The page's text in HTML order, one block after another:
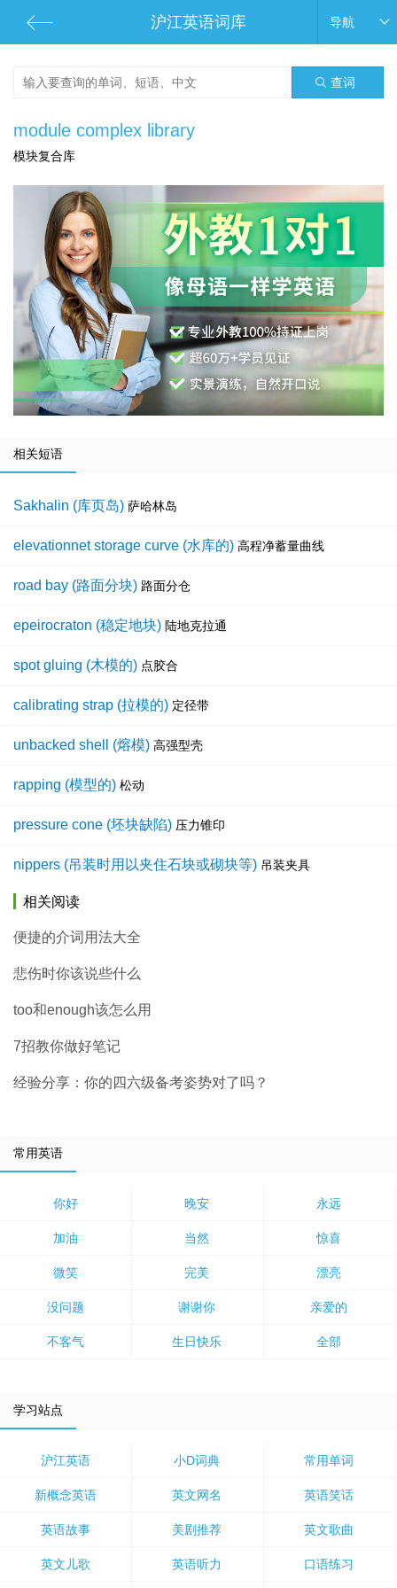
沪江英语词库 导航
查词
module complex library
模块复合库
相关短语
Sakhalin (库页岛) 萨哈林岛
elevationnet storage curve (水库的) 高程净蓄量曲线
road bay (路面分块) 路面分仓
epeirocraton (稳定地块) 陆地克拉通
spot gluing (木模的) 点胶合
calibrating strap (拉模的) 定径带
unbacked shell (熔模) 高强型壳
rapping (模型的) 松动
pressure cone (坯块缺陷) 压力锥印
nippers (吊装时用以夹住石块或砌块等) 吊装夹具
相关阅读
便捷的介词用法大全
悲伤时你该说些什么
too和enough该怎么用
7招教你做好笔记
经验分享：你的四六级备考姿势对了吗？
常用英语
你好 晚安 永远
加油 当然 惊喜
微笑 完美 漂亮
没问题 谢谢你 亲爱的
不客气 生日快乐 全部
学习站点
沪江英语 小D词典 常用单词
新概念英语 英文网名 英语笑话
英语故事 美剧推荐 英文歌曲
英文儿歌 英语听力 口语练习